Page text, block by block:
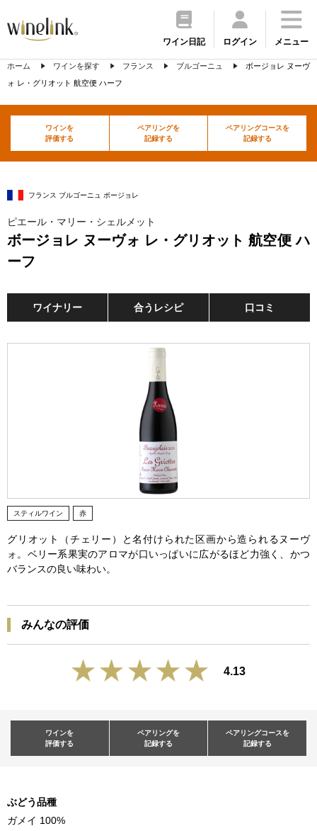
ワイン日記 ログイン メニュー
ホーム ワインを探す フランス ブルゴーニュ
ボージョレ ヌーヴ
ォ レ・グリオット 航空便 ハーフ
ワインを
評価する
ペアリングを
記録する
ペアリングコースを
記録する
フランス ブルゴーニュ ボージョレ
ピエール・マリー・シェルメット
ボージョレ ヌーヴォ レ・グリオット 航空便 ハ
ーフ
ワイナリー 合うレシピ 口コミ
スティルワイン 赤
グリオット（チェリー）と名付けられた区画から造られるヌーヴ
ォ。ベリー系果実のアロマが口いっぱいに広がるほど力強く、かつ
バランスの良い味わい。
みんなの評価
4.13
ワインを
評価する
ペアリングを
記録する
ペアリングコースを
記録する
ぶどう品種
ガメイ 100%